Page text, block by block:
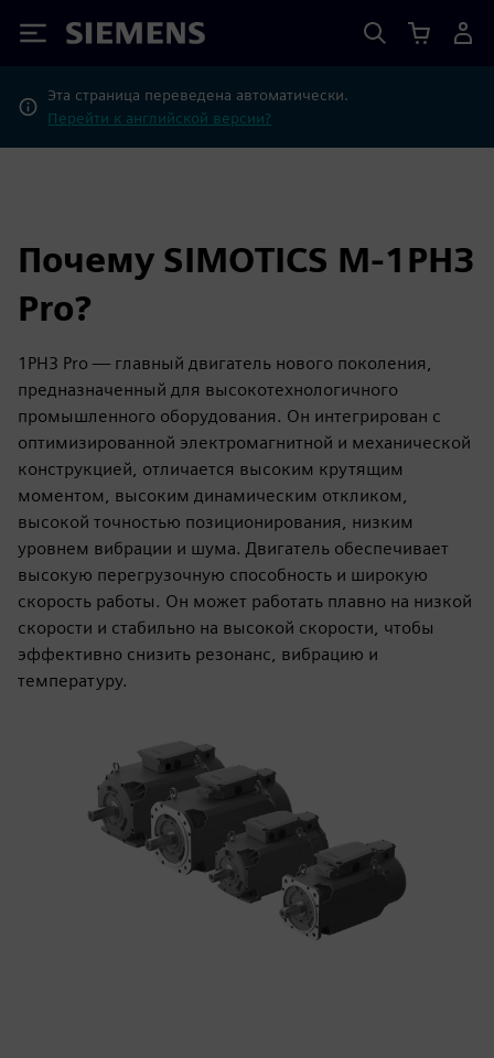
Siemens
Эта страница переведена автоматически.
Перейти к английской версии?
Почему SIMOTICS M-1PH3
Pro?
1PH3 Pro — главный двигатель нового поколения,
предназначенный для высокотехнологичного
промышленного оборудования. Он интегрирован с
оптимизированной электромагнитной и механической
конструкцией, отличается высоким крутящим
моментом, высоким динамическим откликом,
высокой точностью позиционирования, низким
уровнем вибрации и шума. Двигатель обеспечивает
высокую перегрузочную способность и широкую
скорость работы. Он может работать плавно на низкой
скорости и стабильно на высокой скорости, чтобы
эффективно снизить резонанс, вибрацию и
температуру.